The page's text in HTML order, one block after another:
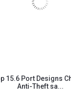
15.6 Port Designs
Anti-Theft sa...